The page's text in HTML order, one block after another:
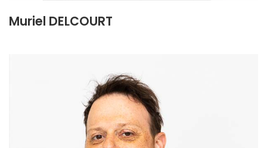
Muriel DELCOURT